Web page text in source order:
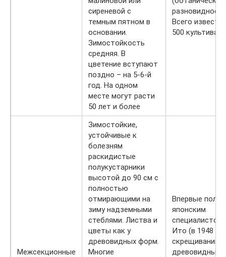
сиреневой с
темным пятном в
основании.
Зимостойкость
средняя. В
цветение вступают
поздно – на 5-6-й
год. На одном
месте могут расти
50 лет и более
Всего
500
Межсекционные
Зимостойкие,
устойчивые к
болезням
раскидистые
полукустарники
высотой до 90 см с
полностью
отмирающими на
зиму надземными
стеблями. Листва и
цветы как у
древовидных форм.
Многие
Впервые
японским
специалистом
Ито (в 1948
скрещивании
древовидных и